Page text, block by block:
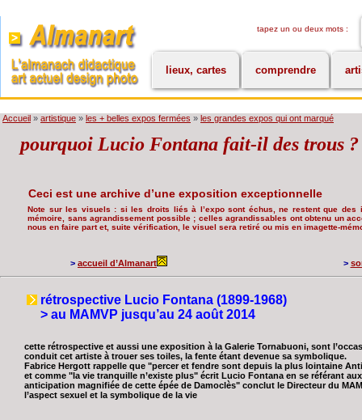
tapez un ou deux mots :
lieux, cartes comprendre
Accueil » artistique » les + belles expos fermées » les grandes expos qui ont marqué
pourquoi Lucio Fontana fait-il des trous ?
Ceci est une archive d’une exposition exceptionnelle
Note sur les visuels : si les droits liés à l’expo sont échus, ne restent que des
mémoire, sans agrandissement possible ; celles agrandissables ont obtenu un
nous en faire part et, suite vérification, le visuel sera retiré ou mis en imagette-
> accueil d’Almanart >
rétrospective Lucio Fontana (1899-1968)
> au MAMVP jusqu’au 24 août 2014
cette rétrospective et aussi une exposition à la Galerie Tornabuoni, sont
conduit cet artiste à trouer ses toiles, la fente étant devenue sa symbolique.
Fabrice Hergott rappelle que "percer et fendre sont depuis la plus lointaine
et comme "la vie tranquille n’existe plus" écrit Lucio Fontana en se référant
anticipation magnifiée de cette épée de Damoclès" conclut le Directeur du
l’aspect sexuel et la symbolique de la vie